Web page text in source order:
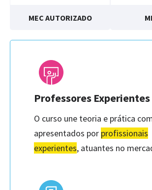
MEC AUTORIZADO
Professores Experientes
O curso une teoria e prática
apresentados por profissionais
experientes, atuantes no